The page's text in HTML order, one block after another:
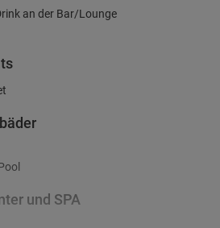
an der Bar/Lounge
und SPA